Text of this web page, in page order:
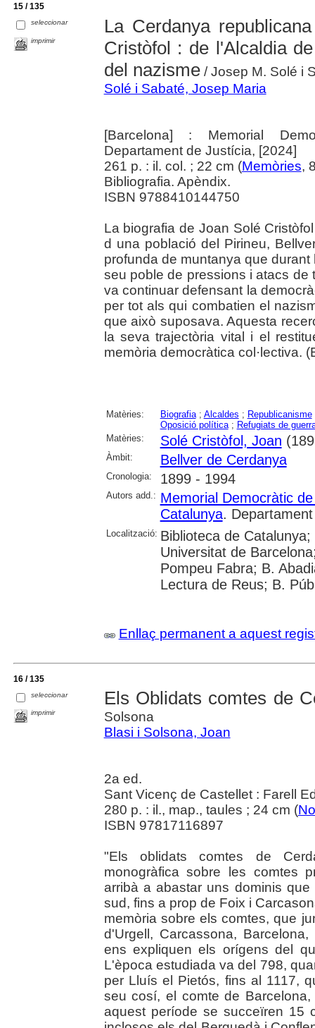
15 / 135
seleccionar
imprimir
La Cerdanya
Cristòfol : de l'Alcaldia
del nazisme/ Josep M. Solé i
Solé i Sabaté, Josep Maria
[Barcelona] : Memorial
Departament de Justícia, [2024]
261 p. : il. col. ; 22 cm (Memòries,
Bibliografia. Apèndix.
ISBN 9788410144750
La biografia de Joan Solé
d una població del Pirineu,
profunda de muntanya que
seu poble de pressions i atacs de
va continuar defensant la
per tot als qui combatien el
que això suposava. Aquesta
la seva trajectòria vital i el
memòria democràtica col·lectiva.
Matèries: Biografia; Alcaldes ; Republicanisme
Oposició política; Refugiats de
Matèries:
Solé Cristòfol, Joan
Àmbit: Bellver de Cerdanya
Cronologia: 1899 - 1994
Autors add.: Memorial Democràtic
Catalunya.
Localització: Biblioteca de
Universitat de
Pompeu Fabra; B.
Lectura de Reus; B.
Enllaç permanent a aquest
16 / 135
seleccionar
imprimir
Els Oblidats comtes de
Solsona
Blasi i Solsona, Joan
2a ed.
Sant Vicenç de Castellet : Farell
280 p. : il., map., taules ; 24 cm (
ISBN 97817116897
"Els oblidats comtes de
monogràfica sobre les comtes
arribà a abastar uns dominis
sud, fins a prop de Foix i
memòria sobre els comtes, que
d'Urgell, Carcassona,
ens expliquen els orígens del
L'època estudiada va del 798,
per Lluís el Pietós, fins al 1117,
seu cosí, el comte de
aquest període se succeïren 15